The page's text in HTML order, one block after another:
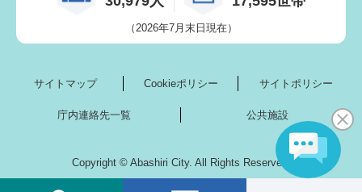
（2026年7月末日現在）
サイトマップ Cookieポリシー サイトポリシー
庁内連絡先一覧 公共施設
Copyright © Abashiri City. All Rights Reserved.